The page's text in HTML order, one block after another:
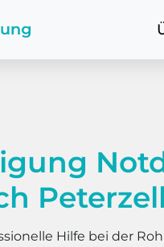
Peterzell
Hilfe bei der